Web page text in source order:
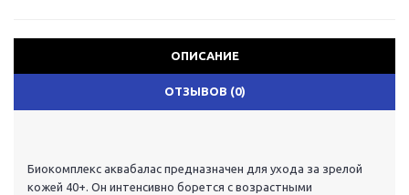
ОПИСАНИЕ
ОТЗЫВОВ (0)
Биокомплекс аквабалас предназначен для ухода за зрелой
кожей 40+. Он интенсивно борется с возрастными